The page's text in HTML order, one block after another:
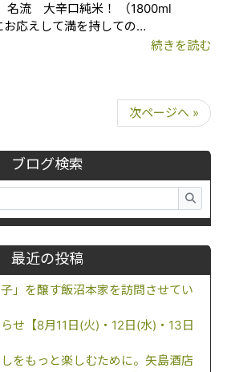
ブログ検索
最近の投稿
子」を醸す飯沼本家を訪問させてい
せ【8月11日(火)・12日(水)・13日
をもっと楽しむために。矢島酒店
名流 大辛口純米！ （1800ml
応えして満を持しての…
続きを読む
次ページへ »